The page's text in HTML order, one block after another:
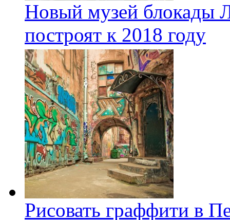
Новый музей блокады
построят к 2018 году
Рисовать граффити в